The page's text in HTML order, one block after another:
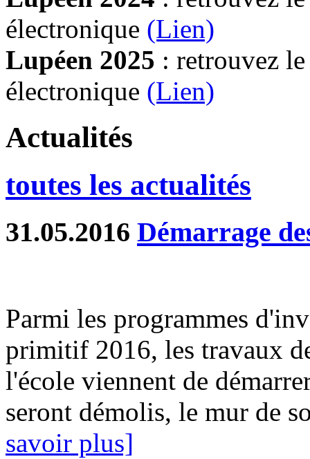
électronique (Lien)
Lupéen 2025 : retrouvez
électronique (Lien)
Actualités
toutes les actualités
31.05.2016 Démarrage
Parmi les programmes
primitif 2016, les travaux
l'école viennent de
seront démolis, le mur de
savoir plus]